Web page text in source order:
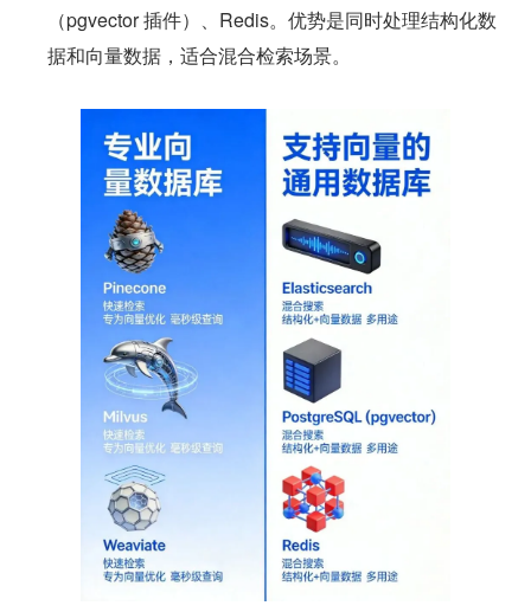
（pgvector 插件）、Redis。优势是同时处理结构化数
据和向量数据，适合混合检索场景。